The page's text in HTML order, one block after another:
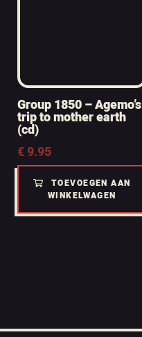
Group 1850 – Agemo’s
trip to mother earth
(cd)
€9.95
TOEVOEGEN AAN
WINKELWAGEN